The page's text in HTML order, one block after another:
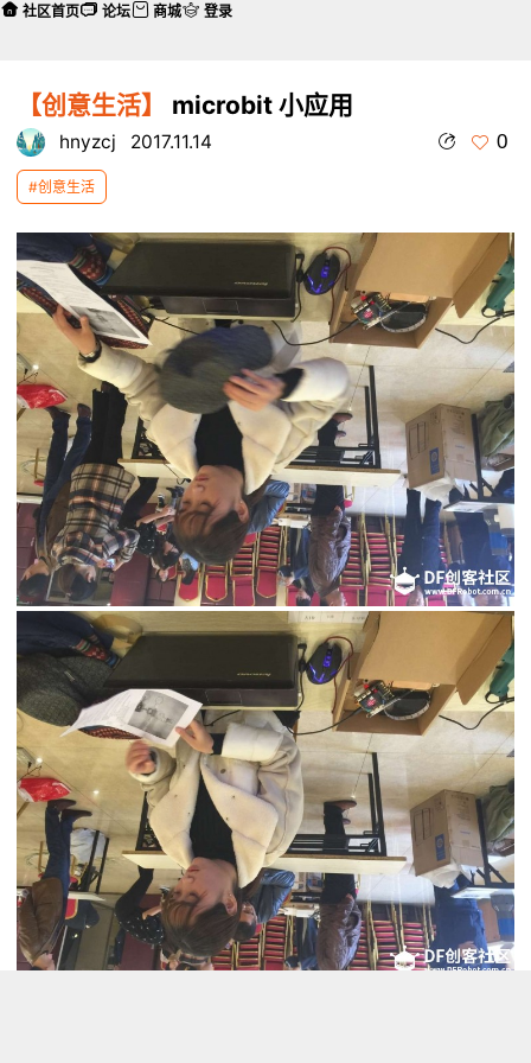
【创意生活】 microbit 小应用
hnyzcj 2017.11.14 0
#创意生活
社区首页 论坛 商城 登录